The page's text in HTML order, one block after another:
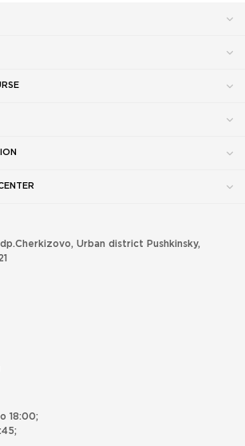
Urban district Pushkinsky,
18:00;